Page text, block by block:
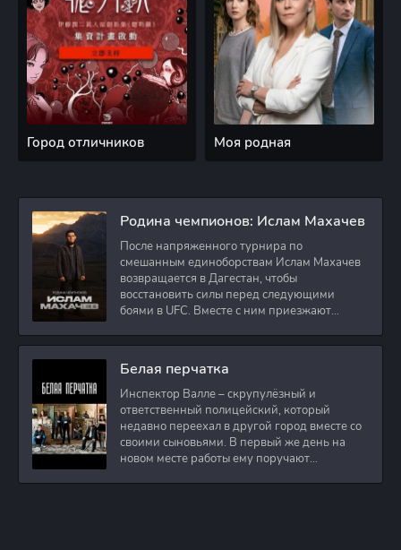
Город отличников Моя родная
Родина чемпионов: Ислам Махачев
После напряженного турнира по
смешанным единоборствам Ислам Махачев
возвращается в Дагестан, чтобы
восстановить силы перед следующими
боями в UFC. Вместе с ним приезжают
Белая перчатка
Инспектор Валле – скрупулёзный и
ответственный полицейский, который
недавно переехал в другой город вместе со
своими сыновьями. В первый же день на
новом месте работы ему поручают